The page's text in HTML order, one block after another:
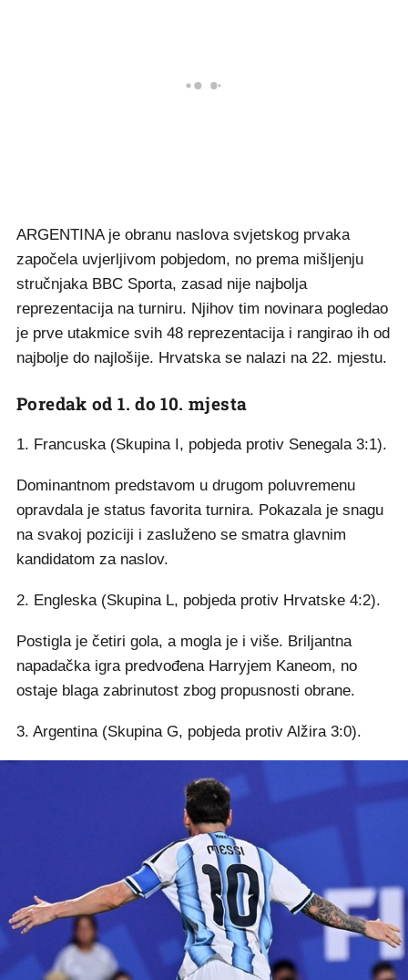
ARGENTINA je obranu naslova svjetskog prvaka
započela uvjerljivom pobjedom, no prema mišljenju
stručnjaka BBC Sporta, zasad nije najbolja
reprezentacija na turniru. Njihov tim novinara pogledao
je prve utakmice svih 48 reprezentacija i rangirao ih od
najbolje do najlošije. Hrvatska se nalazi na 22. mjestu.
Poredak od 1. do 10. mjesta
1. Francuska (Skupina I, pobjeda protiv Senegala 3:1).
Dominantnom predstavom u drugom poluvremenu
opravdala je status favorita turnira. Pokazala je snagu
na svakoj poziciji i zasluženo se smatra glavnim
kandidatom za naslov.
2. Engleska (Skupina L, pobjeda protiv Hrvatske 4:2).
Postigla je četiri gola, a mogla je i više. Briljantna
napadačka igra predvođena Harryjem Kaneom, no
ostaje blaga zabrinutost zbog propusnosti obrane.
3. Argentina (Skupina G, pobjeda protiv Alžira 3:0).